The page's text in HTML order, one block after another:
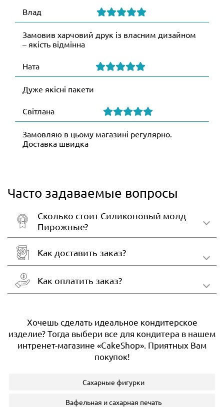
Влад
Замовив харчовий друк із власним дизайном
– якість відмінна
Ната
Дуже якісні пакети
Світлана
Замовляю в цьому магазині регулярно.
Доставка швидка
Часто задаваемые вопросы
Сколько стоит Силиконовый молд
Пирожные?
Как доставить заказ?
Как оплатить заказ?
Хочешь сделать идеальное кондитерское
изделие? Тогда выбери все для кондитера в нашем
интренет-магазине «CakeShop». Приятных Вам
покупок!
Сахарные фигурки
Вафельная и сахарная печать